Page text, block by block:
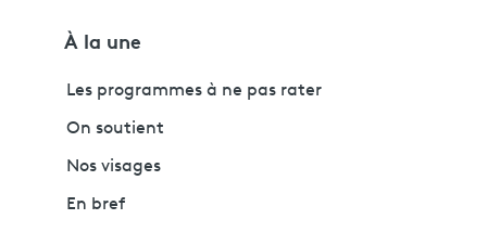
À la une
Les programmes à ne pas rater
On soutient
Nos visages
En bref